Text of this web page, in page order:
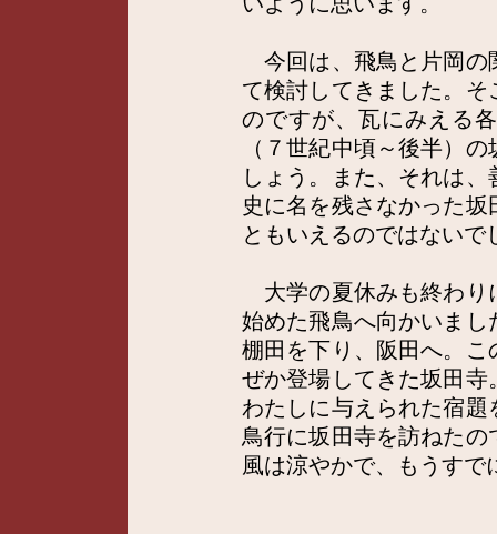
今回は、飛鳥と片岡の
て検討してきました。
のですが、瓦にみえる
（７世紀中頃～後半）
しょう。また、それは
史に名を残さなかった
ともいえるのではないで
大学の夏休みも終わり
始めた飛鳥へ向かいま
棚田を下り、阪田へ。
ぜか登場してきた坂田
わたしに与えられた宿
鳥行に坂田寺を訪ねた
風は涼やかで、もうすで